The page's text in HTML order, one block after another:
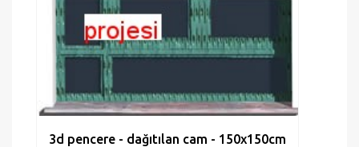
3d pencere - dağıtılan cam - 150x150cm